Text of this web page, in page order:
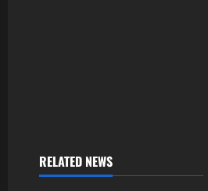
RELATED NEWS